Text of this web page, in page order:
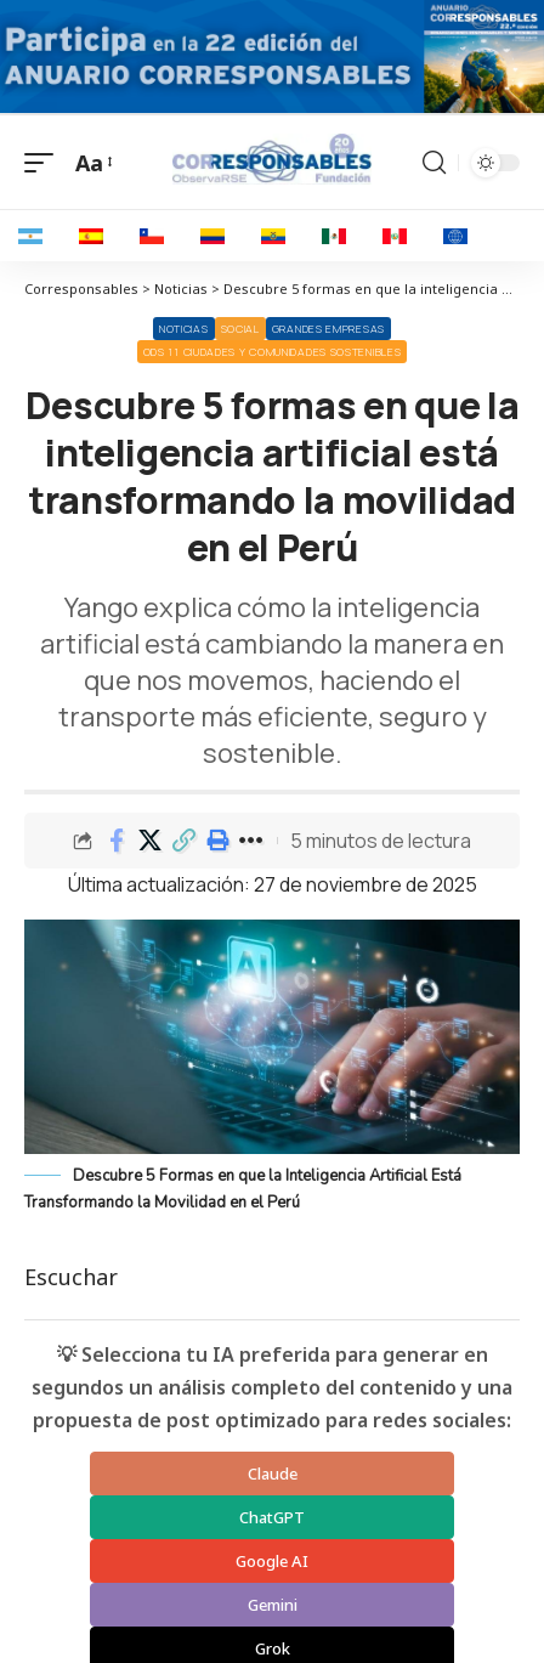
Aa
Corresponsables > Noticias > Descubre 5 formas en que la inteligencia artificial está transformando la movilidad en el Perú
NOTICIAS SOCIAL
GRANDES EMPRESAS
ODS 11 CIUDADES Y COMUNIDADES SOSTENIBLES
Descubre 5 formas en que la
inteligencia artificial está
transformando la movilidad
en el Perú
Yango explica cómo la inteligencia
artificial está cambiando la manera en
que nos movemos, haciendo el
transporte más eficiente, seguro y
sostenible.
Última actualización: 27 de noviembre de 2025
5 minutos de lectura
Descubre 5 Formas en que la Inteligencia Artificial Está
Transformando la Movilidad en el Perú
Escuchar
💡 Selecciona tu IA preferida para generar en
segundos un análisis completo del contenido y una
propuesta de post optimizado para redes sociales:
Claude
ChatGPT
Google AI
Gemini
Grok